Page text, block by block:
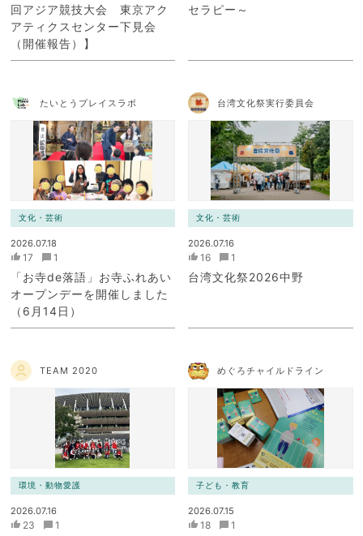
回アジア競技大会 東京アク
アティクスセンター下見会
（開催報告）】
セラピー～
たいとうプレイスラボ
文化・芸術
2026.07.18
17 1
「お寺de落語」お寺ふれあい
オープンデーを開催しました
（6月14日）
台湾文化祭実行委員会
文化・芸術
2026.07.16
16 1
台湾文化祭2026中野
TEAM 2020
環境・動物愛護
2026.07.16
23 1
めぐろチャイルドライン
子ども・教育
2026.07.15
18 1